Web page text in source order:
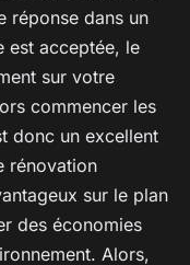
réponse dans un
est acceptée, le
sur votre
commencer les
donc un excellent
rénovation
sur le plan
des économies
Alors,